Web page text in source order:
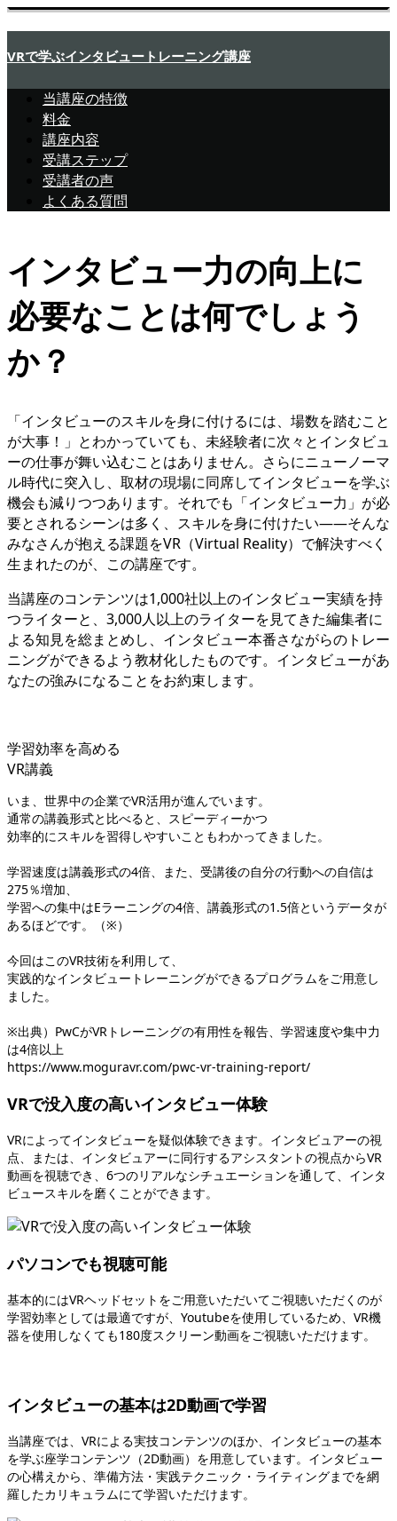
VRで学ぶインタビュートレーニング講座
当講座の特徴
料金
講座内容
受講ステップ
受講者の声
よくある質問
インタビュー力の向上に
必要なことは何でしょう
か？
「インタビューのスキルを身に付けるには、場数を踏むこと
が大事！」とわかっていても、未経験者に次々とインタビュ
ーの仕事が舞い込むことはありません。さらにニューノーマ
ル時代に突入し、取材の現場に同席してインタビューを学ぶ
機会も減りつつあります。それでも「インタビュー力」が必
要とされるシーンは多く、スキルを身に付けたい——そんな
みなさんが抱える課題をVR（Virtual Reality）で解決すべく
生まれたのが、この講座です。
当講座のコンテンツは1,000社以上のインタビュー実績を持
つライターと、3,000人以上のライターを見てきた編集者に
よる知見を総まとめし、インタビュー本番さながらのトレー
ニングができるよう教材化したものです。インタビューがあ
なたの強みになることをお約束します。
学習効率を高める
VR講義
いま、世界中の企業でVR活用が進んでいます。
通常の講義形式と比べると、スピーディーかつ
効率的にスキルを習得しやすいこともわかってきました。
学習速度は講義形式の4倍、また、受講後の自分の行動への自信は
275％増加、
学習への集中はEラーニングの4倍、講義形式の1.5倍というデータが
あるほどです。（※）
今回はこのVR技術を利用して、
実践的なインタビュートレーニングができるプログラムをご用意し
ました。
※出典）PwCがVRトレーニングの有用性を報告、学習速度や集中力
は4倍以上
https://www.moguravr.com/pwc-vr-training-report/
VRで没入度の高いインタビュー体験
VRによってインタビューを疑似体験できます。インタビュアーの視
点、または、インタビュアーに同行するアシスタントの視点からVR
動画を視聴でき、6つのリアルなシチュエーションを通して、インタ
ビュースキルを磨くことができます。
パソコンでも視聴可能
基本的にはVRヘッドセットをご用意いただいてご視聴いただくのが
学習効率としては最適ですが、Youtubeを使用しているため、VR機
器を使用しなくても180度スクリーン動画をご視聴いただけます。
インタビューの基本は2D動画で学習
当講座では、VRによる実技コンテンツのほか、インタビューの基本
を学ぶ座学コンテンツ（2D動画）を用意しています。インタビュー
の心構えから、準備方法・実践テクニック・ライティングまでを網
羅したカリキュラムにて学習いただけます。